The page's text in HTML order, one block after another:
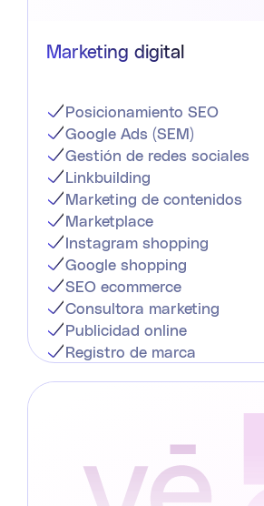
Marketing digital
Posicionamiento SEO
Google Ads (SEM)
Gestión de redes sociales
Linkbuilding
Marketing de contenidos
Marketplace
Instagram shopping
Google shopping
SEO ecommerce
Consultora marketing
Publicidad online
Registro de marca